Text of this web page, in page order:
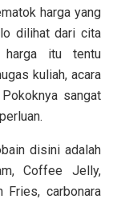
harga yang
dilihat dari cita
harga itu tentu
kuliah, acara
sangat
disini adalah
Coffee Jelly,
carbonara